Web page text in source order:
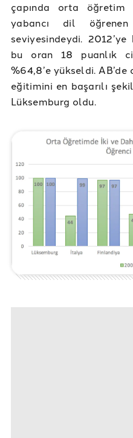
çapında orta öğretim
yabancı dil
seviyesindeydi.
bu oran 18 puanlık
%64,8’e yükseldi.
eğitimini en başarılı
Lüksemburg oldu.